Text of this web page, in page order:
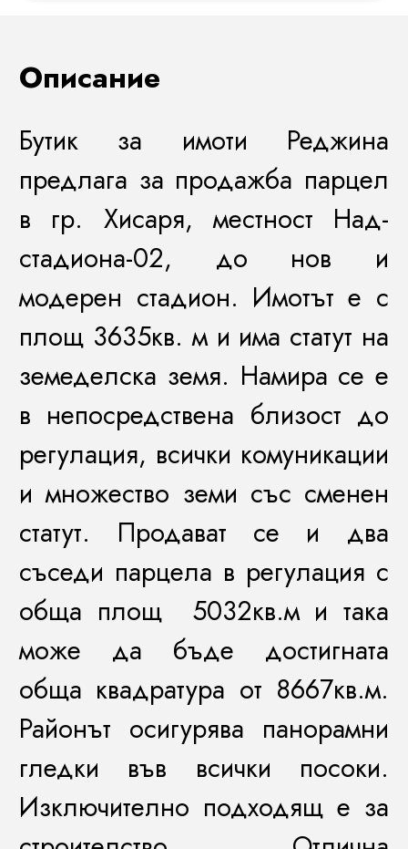
Описание
Бутик за имоти Реджина
предлага за продажба парцел
в гр. Хисаря, местност Над-
стадиона-02, до нов и
модерен стадион. Имотът е с
площ 3635кв. м и има статут на
земеделска земя. Намира се е
в непосредствена близост до
регулация, всички комуникации
и множество земи със сменен
статут. Продават се и два
съседи парцела в регулация с
обща площ 5032кв.м и така
може да бъде достигната
обща квадратура от 8667кв.м.
Районът осигурява панорамни
гледки във всички посоки.
Изключително подходящ е за